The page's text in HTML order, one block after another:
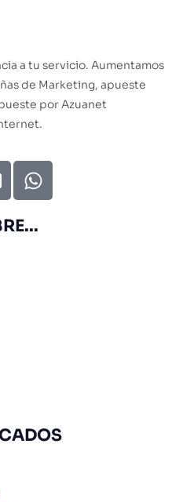
a tu servicio. Aumentamos
de Marketing, apueste
por Azuanet